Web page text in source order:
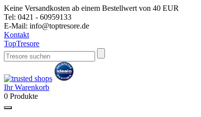
Keine Versandkosten ab einem Bestellwert von 40 EUR
Tel: 0421 - 60959133
E-Mail: info@toptresore.de
Kontakt
TopTresore
Ihr Warenkorb
0 Produkte